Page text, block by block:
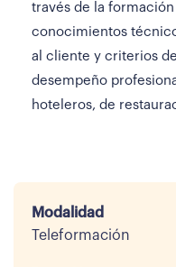
través de la
conocimientos
al cliente y criterios
desempeño
hoteleros, de
Modalidad
Teleformación